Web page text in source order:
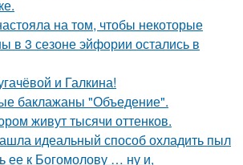
на том, чтобы некоторые
в 3 сезоне эйфории остались в
и Галкина!
баклажаны "Объедение".
живут тысячи оттенков.
идеальный способ охладить пыл
ее к Богомолову … ну и,